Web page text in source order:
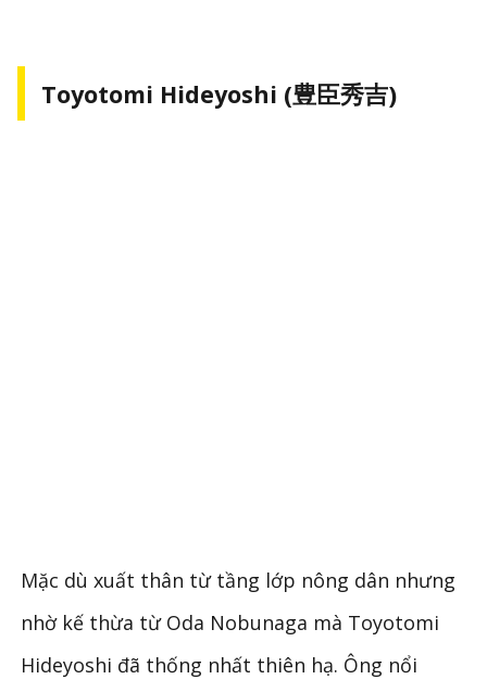
Toyotomi Hideyoshi (豊臣秀吉)
Mặc dù xuất thân từ tầng lớp nông dân nhưng
nhờ kế thừa từ Oda Nobunaga mà Toyotomi
Hideyoshi đã thống nhất thiên hạ. Ông nổi